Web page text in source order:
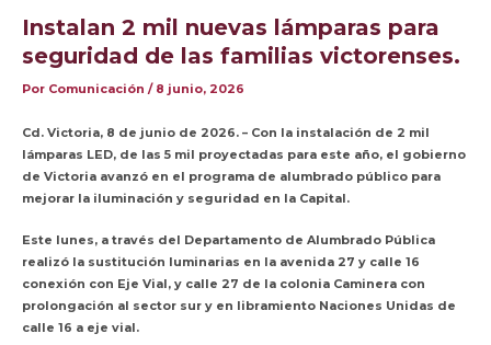
Instalan 2 mil nuevas lámparas para
seguridad de las familias victorenses.
Por Comunicación / 8 junio, 2026
Cd. Victoria, 8 de junio de 2026. – Con la instalación de 2 mil
lámparas LED, de las 5 mil proyectadas para este año, el gobierno
de Victoria avanzó en el programa de alumbrado público para
mejorar la iluminación y seguridad en la Capital.
Este lunes, a través del Departamento de Alumbrado Pública
realizó la sustitución luminarias en la avenida 27 y calle 16
conexión con Eje Vial, y calle 27 de la colonia Caminera con
prolongación al sector sur y en libramiento Naciones Unidas de
calle 16 a eje vial.